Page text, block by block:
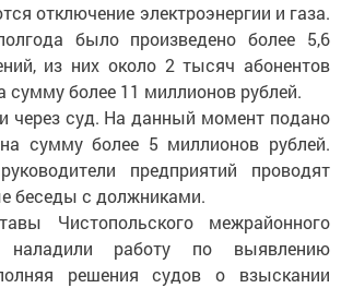
отключение электроэнергии и газа.
было произведено более 5,6
из них около 2 тысяч абонентов
сумму более 11 миллионов рублей.
через суд. На данный момент подано
сумму более 5 миллионов рублей.
предприятий проводят
беседы с должниками.
Чистопольского межрайонного
наладили работу по выявлению
решения судов о взыскании